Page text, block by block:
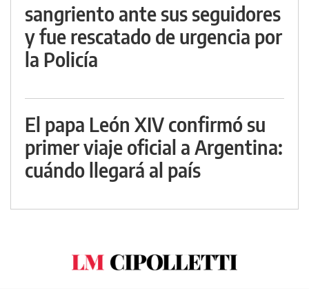
sangriento ante sus seguidores
y fue rescatado de urgencia por
la Policía
El papa León XIV confirmó su
primer viaje oficial a Argentina:
cuándo llegará al país